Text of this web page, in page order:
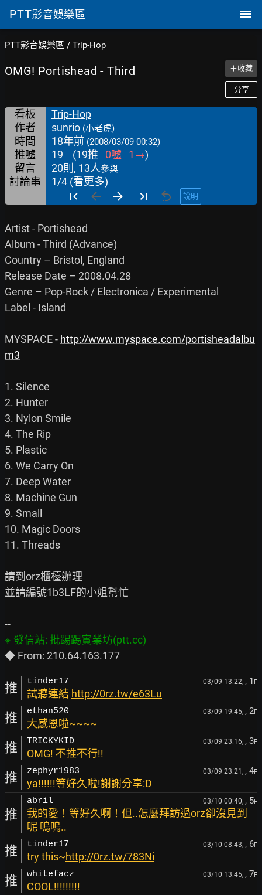
PTT影音娛樂區
PTT影音娛樂區 / Trip-Hop
OMG! Portishead - Third ＋收藏
分享
看板
Trip-Hop
作者
sunrio (小老虎)
時間 18年前 (2008/03/09 00:32)
推噓 19 (19推 0噓 1 →)
留言
20則, 13人參與
討論串 1/4 (看更多)
說明
Artist - Portishead
Album - Third (Advance)
Country – Bristol, England
Release Date – 2008.04.28
Genre – Pop-Rock / Electronica / Experimental
Label - Island
MYSPACE - http://www.myspace.com/portisheadalbu
m3
1. Silence
2. Hunter
3. Nylon Smile
4. The Rip
5. Plastic
6. We Carry On
7. Deep Water
8. Machine Gun
9. Small
10. Magic Doors
11. Threads
請到orz櫃檯辦理
並請編號1b3LF的小姐幫忙
推 tinder17 03/09 13:22, , 1 F
試聽連結 http://0rz.tw/e63Lu
推 ethan520 03/09 19:45, , 2F
大感恩啦~~~~
推 TRICKYKID 03/09 23:16, , 3F
OMG! 不推不行!!
推 zephyr1983 03/09 23:21, , 4F
ya!!!!!!等好久啦!謝謝分享:D
推
abril 03/10 00:40, , 5F
我的愛！等好久啊！但..怎麼拜訪過orz卻沒見到
呢 嗚嗚..
推 tinder17 03/10 08:43, , 6F
try this~http://0rz.tw/783Ni
推 whitefacz 03/10 13:45, , 7F
COOL!!!!!!!!!